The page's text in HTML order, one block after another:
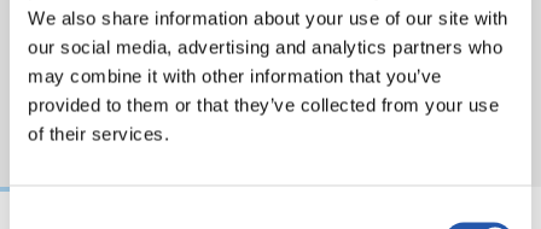
We also share information about your use of our site with
our social media, advertising and analytics partners who
may combine it with other information that you’ve
provided to them or that they’ve collected from your use
of their services.